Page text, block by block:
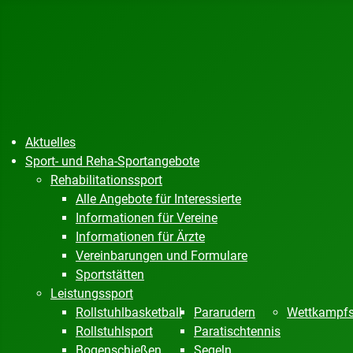
Aktuelles
Sport- und Reha-Sportangebote
Rehabilitationssport
Alle Angebote für Interessierte
Informationen für Vereine
Informationen für Ärzte
Vereinbarungen und Formulare
Sportstätten
Leistungssport
Rollstuhlbasketball
Rollstuhlsport
Pararudern
Paratischtennis